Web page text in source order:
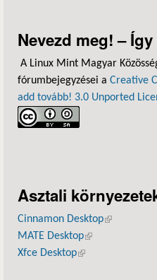
Nevezd meg! –
A Linux Mint Magyar
fórumbejegyzései a Creative
add tovább! 3.0 Unported
Asztali
Cinnamon Desktop(külső
MATE Desktop(külső hivatkozás)
Xfce Desktop(külső hivatkozás)